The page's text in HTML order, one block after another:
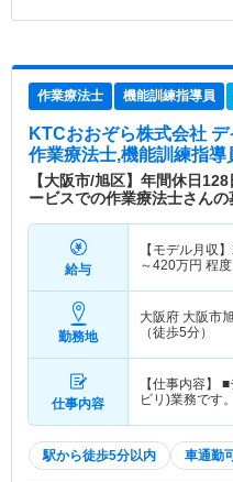
作業療法士 機能訓練指導員
KTCおおぞら株式会社
作業療法士,機能訓練指導
【大阪市/旭区】年間休日
ービスでの作業療法士さんの
給与
【モデル月収】
～420万円 程
勤務地
大阪府 大阪市
（徒歩5分）
仕事内容
【仕事内容】
ビリ)業務です
駅から徒歩5分以内 車通勤